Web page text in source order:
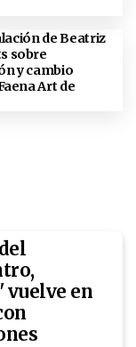
de Beatriz
sobre
y cambio
Art de
vuelve en